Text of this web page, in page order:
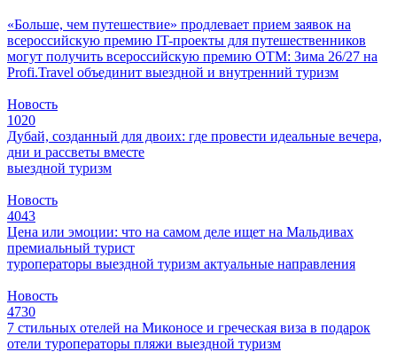
«Больше, чем путешествие» продлевает прием заявок на
всероссийскую премию IT-проекты для путешественников
могут получить всероссийскую премию ОТМ: Зима 26/27 на
Profi.Travel объединит выездной и внутренний туризм
Новость
1020
Дубай, созданный для двоих: где провести идеальные вечера,
дни и рассветы вместе
выездной туризм
Новость
4043
Цена или эмоции: что на самом деле ищет на Мальдивах
премиальный турист
туроператоры выездной туризм актуальные направления
Новость
4730
7 стильных отелей на Миконосе и греческая виза в подарок
отели туроператоры пляжи выездной туризм